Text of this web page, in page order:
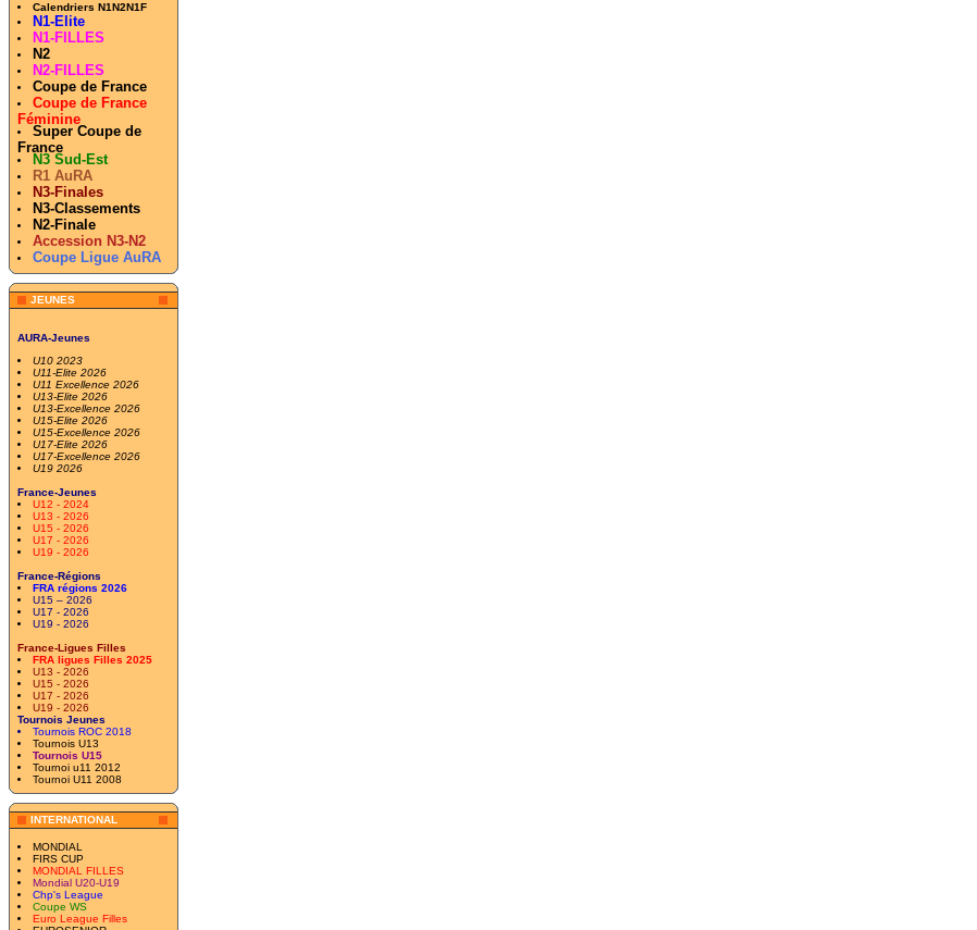
Calendriers N1N2N1F
N1-Elite
N1-FILLES
N2
N2-FILLES
Coupe de France
Coupe de France
Féminine
Super Coupe de
France
N3 Sud-Est
R1 AuRA
N3-Finales
N3-Classements
N2-Finale
Accession N3-N2
Coupe Ligue AuRA
JEUNES
AURA-Jeunes
U10 2023
U11-Elite 2026
U11 Excellence 2026
U13-Elite 2026
U13-Excellence 2026
U15-Elite 2026
U15-Excellence 2026
U17-Elite 2026
U17-Excellence 2026
U19 2026
France-Jeunes
U12 - 2024
U13 - 2026
U15 - 2026
U17 - 2026
U19 - 2026
France-Régions
FRA régions 2026
U15 – 2026
U17 - 2026
U19 - 2026
France-Ligues Filles
FRA ligues Filles 2025
U13 - 2026
U15 - 2026
U17 - 2026
U19 - 2026
Tournois Jeunes
Tournois ROC 2018
Tournois U13
Tournois U15
Tournoi u11 2012
Tournoi U11 2008
INTERNATIONAL
MONDIAL
FIRS CUP
MONDIAL FILLES
Mondial U20-U19
Chp's League
Coupe WS
Euro League Filles